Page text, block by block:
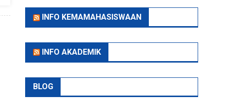
INFO KEMAMAHASISWAAN
INFO AKADEMIK
BLOG